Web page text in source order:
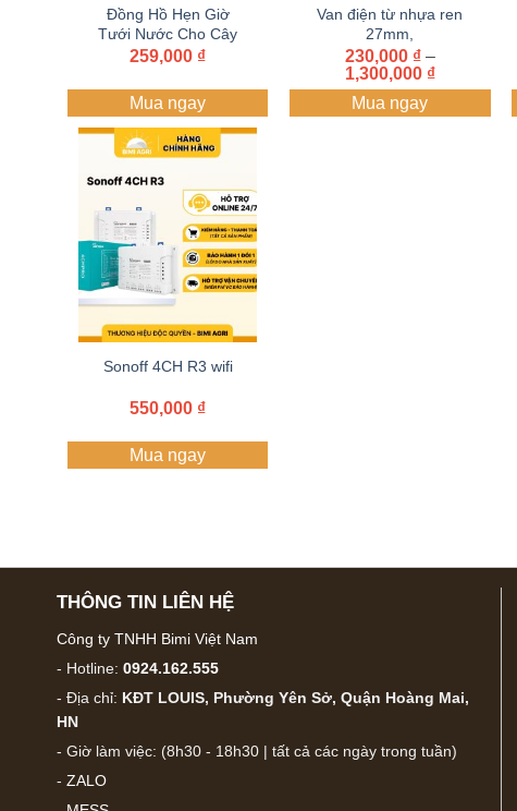
Đồng Hồ Hẹn Giờ
Tưới Nước Cho Cây
chạy Pin
259,000 ₫
Mua ngay
Van điện từ nhựa ren
27mm,
34mm,42MM,60MM
điện từ 220 v – 24 V
230,000 ₫ –
1,300,000 ₫Khoảng
giá:
Mua ngay
Sonoff 4CH R3 wifi
550,000 ₫
Mua ngay
THÔNG TIN LIÊN HỆ
Công ty TNHH Bimi Việt Nam
- Hotline: 0924.162.555
- Địa chỉ: KĐT LOUIS, Phường Yên Sở, Quận Hoàng Mai,
HN
- Giờ làm việc: (8h30 - 18h30 | tất cả các ngày trong tuần)
- ZALO